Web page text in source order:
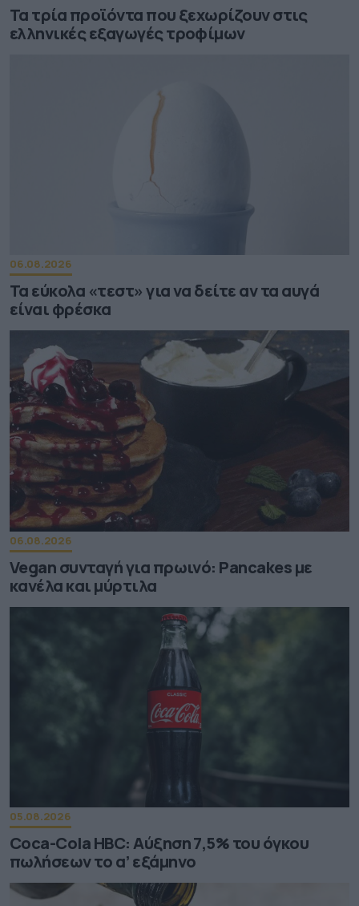
Τα τρία προϊόντα που ξεχωρίζουν στις
ελληνικές εξαγωγές τροφίμων
06.08.2026
Τα εύκολα «τεστ» για να δείτε αν τα αυγά
είναι φρέσκα
06.08.2026
Vegan συνταγή για πρωινό: Pancakes με
κανέλα και μύρτιλα
05.08.2026
Coca-Cola HBC: Aύξηση 7,5% του όγκου
πωλήσεων το α’ εξάμηνο